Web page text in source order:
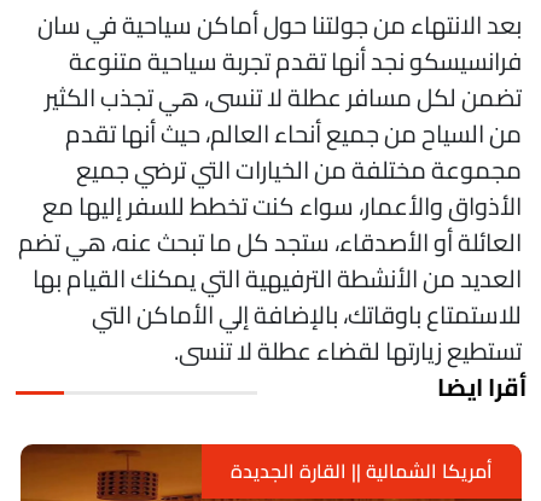
الانتهاء من جولتنا حول أماكن سياحية في سان
نجد أنها تقدم تجربة سياحية متنوعة
لكل مسافر عطلة لا تنسى، هي تجذب الكثير
السياح من جميع أنحاء العالم، حيث أنها تقدم
مختلفة من الخيارات التي ترضي جميع
والأعمار، سواء كنت تخطط للسفر إليها مع
أو الأصدقاء، ستجد كل ما تبحث عنه، هي تضم
من الأنشطة الترفيهية التي يمكنك القيام بها
باوقاتك، بالإضافة إلي الأماكن التي
زيارتها لقضاء عطلة لا تنسى.
ايضا
أمريكا الشمالية || القارة الجديدة